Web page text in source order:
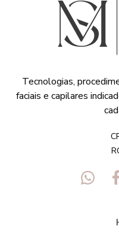
Tecnologias,
faciais e capilares